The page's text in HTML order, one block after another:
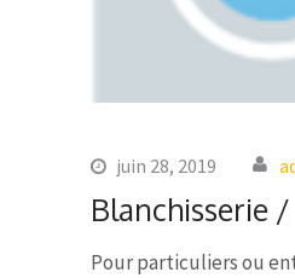
juin 28, 2019
Blanchisserie
Pour particuliers ou